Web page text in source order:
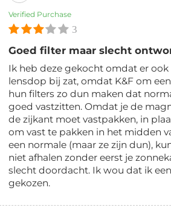
Verified Purchase
3
Goed filter maar slecht
Ik heb deze gekocht omdat er
lensdop bij zat, omdat K&F om
hun filters zo dun maken dat
goed vastzitten. Omdat je de
de zijkant moet vastpakken, in
om vast te pakken in het midden
een normale (maar ze zijn dun),
niet afhalen zonder eerst je
slecht doordacht. Ik wou dat ik
gekozen.